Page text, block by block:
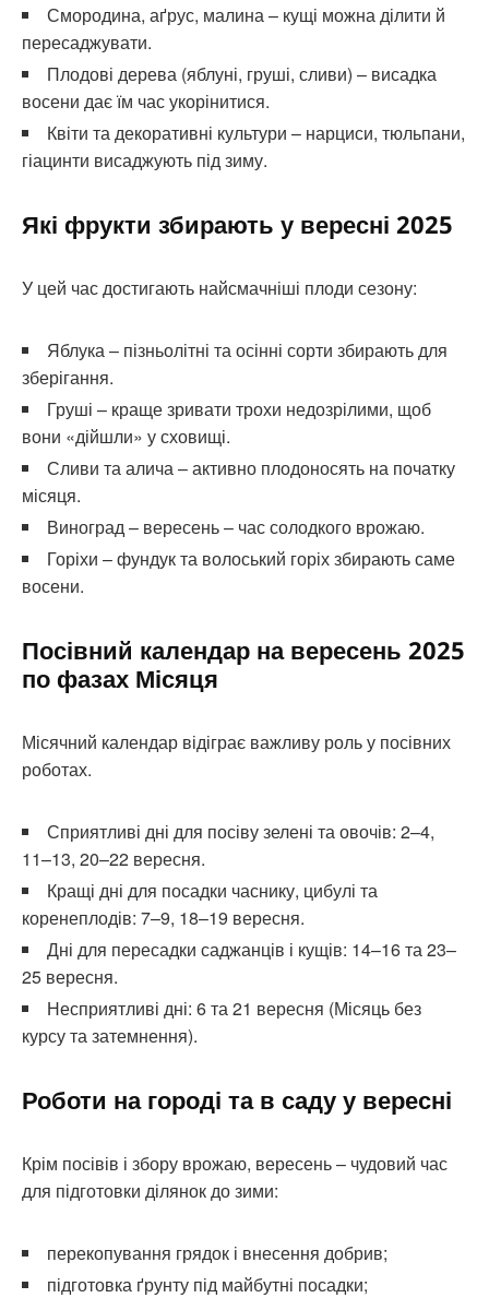
Смородина, аґрус, малина – кущі можна ділити й
пересаджувати.
Плодові дерева (яблуні, груші, сливи) – висадка
восени дає їм час укорінитися.
Квіти та декоративні культури – нарциси, тюльпани,
гіацинти висаджують під зиму.
Які фрукти збирають у вересні 2025
У цей час достигають найсмачніші плоди сезону:
Яблука – пізньолітні та осінні сорти збирають для
зберігання.
Груші – краще зривати трохи недозрілими, щоб
вони «дійшли» у сховищі.
Сливи та алича – активно плодоносять на початку
місяця.
Виноград – вересень – час солодкого врожаю.
Горіхи – фундук та волоський горіх збирають саме
восени.
Посівний календар на вересень 2025
по фазах Місяця
Місячний календар відіграє важливу роль у посівних
роботах.
Сприятливі дні для посіву зелені та овочів: 2–4,
11–13, 20–22 вересня.
Кращі дні для посадки часнику, цибулі та
коренеплодів: 7–9, 18–19 вересня.
Дні для пересадки саджанців і кущів: 14–16 та 23–
25 вересня.
Несприятливі дні: 6 та 21 вересня (Місяць без
курсу та затемнення).
Роботи на городі та в саду у вересні
Крім посівів і збору врожаю, вересень – чудовий час
для підготовки ділянок до зими:
перекопування грядок і внесення добрив;
підготовка ґрунту під майбутні посадки;